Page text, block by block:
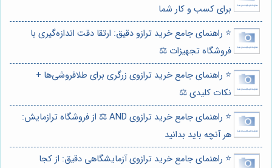
برای کسب و کار شما
⭐️ راهنمای جامع خرید ترازو دقیق: ارتقا دقت اندازه‌گیری با
فروشگاه تجهیزات ⚖️
⭐️ راهنمای جامع خرید ترازوی زرگری برای طلافروشی‌ها +
نکات کلیدی ⚖️
⭐️ راهنمای جامع خرید ترازوی AND ⚖️ از فروشگاه ترازمایش:
هر آنچه باید بدانید
⭐️ راهنمای جامع خرید ترازوی آزمایشگاهی دقیق: از کجا